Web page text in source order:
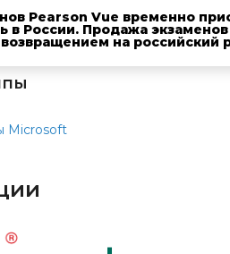
Pearson Vue временно
в России. Продажа экзаменов
возвращением на российский
Microsoft